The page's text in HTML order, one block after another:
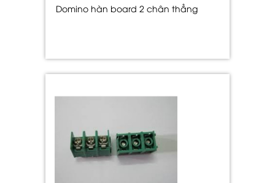
Domino hàn board 2 chân thẳng